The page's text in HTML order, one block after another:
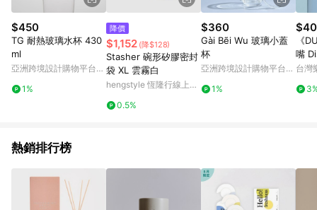
上，首次下載 Pinkoi APP 後，需透過 LINE 購物前往 Pinkoi 頁
面，方享導購資格。
$450
TG 耐熱玻璃水杯 430
ml
亞洲跨境設計購物平台
1%
降價
$1,152 (降$128)
Stasher 碗形矽膠密封
袋 XL 雲霧白
hengstyle 恆隆行線上購
0.5%
$360
Gài Bẽi Wu 玻璃小蓋
杯
亞洲跨境設計購物平台
1%
《
嘴
g,
台灣
熱銷排行榜